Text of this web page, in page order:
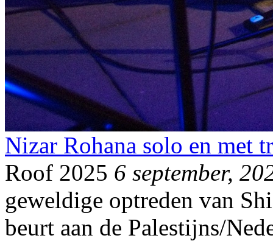
Nizar Rohana solo en met
Roof 2025 6 september,
geweldige optreden van
beurt aan de Palestijns/